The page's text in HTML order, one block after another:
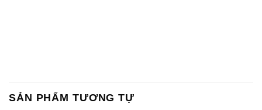
SẢN PHẨM TƯƠNG TỰ